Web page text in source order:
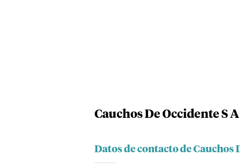
Cauchos De Occidente S A
Datos de contacto de Cauchos